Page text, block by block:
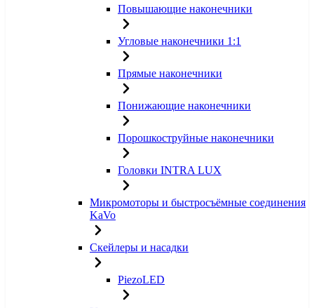
Повышающие наконечники
Угловые наконечники 1:1
Прямые наконечники
Понижающие наконечники
Порошкоструйные наконечники
Головки INTRA LUX
Микромоторы и быстросъёмные соединения
KaVo
Скейлеры и насадки
PiezoLED